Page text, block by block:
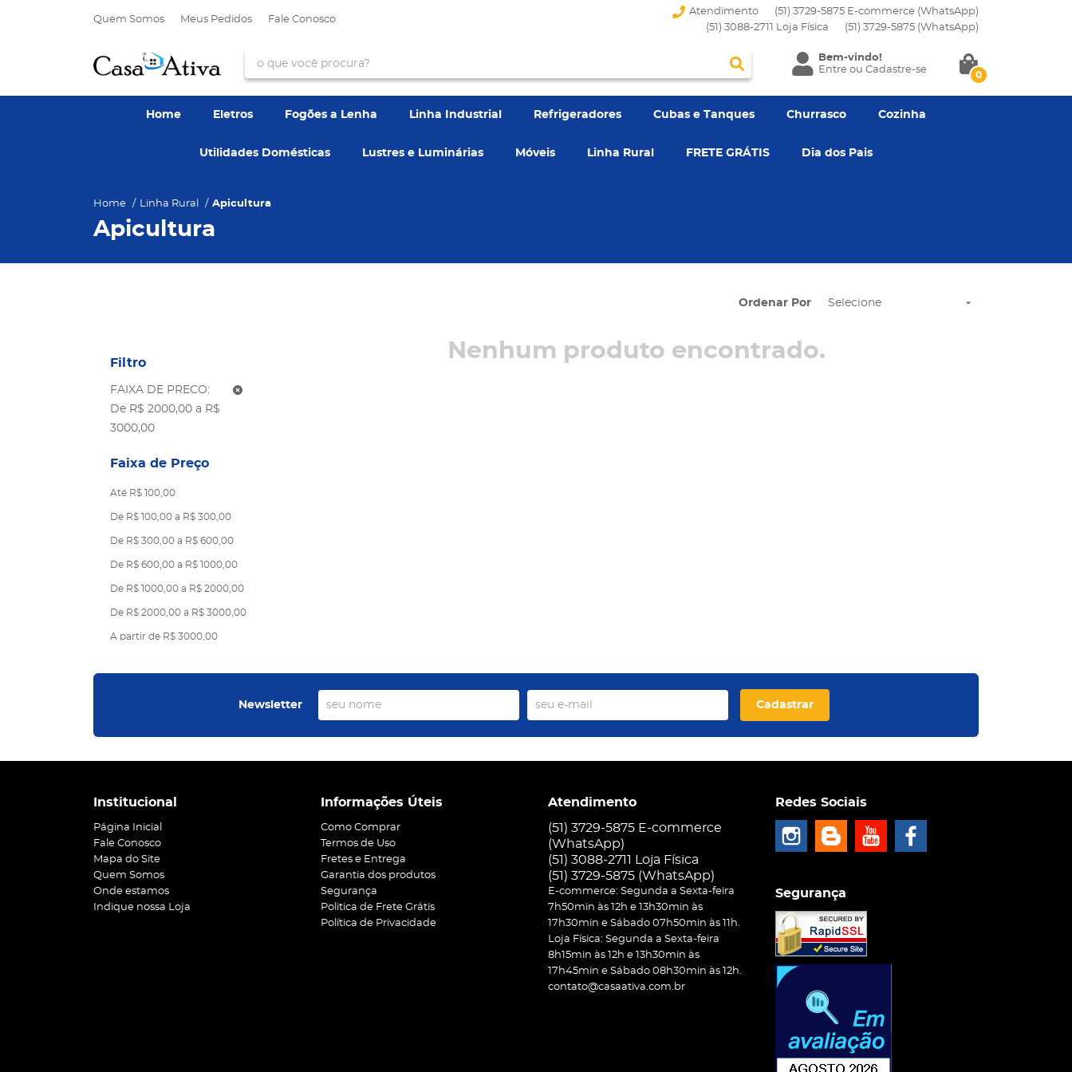
Quem Somos Meus Pedidos Fale Conosco
Atendimento
(51) 3729-5875 E-commerce (WhatsApp)
(51) 3088-2711 Loja Física
(51) 3729-5875 (WhatsApp)
Bem-vindo!
Entreou Cadastre-se 0
Home Eletros Fogões a Lenha Linha Industrial Refrigeradores Cubas e Tanques Churrasco Cozinha
Utilidades Domésticas Lustres e Luminárias Móveis Linha Rural FRETE GRÁTIS Dia dos Pais
Home Linha Rural Apicultura
Apicultura
Filtro
FAIXA DE PRECO:
De R$ 2000,00 a R$
3000,00
Faixa de Preço
Até R$ 100,00
De R$ 100,00 a R$ 300,00
De R$ 300,00 a R$ 600,00
De R$ 600,00 a R$ 1000,00
De R$ 1000,00 a R$ 2000,00
De R$ 2000,00 a R$ 3000,00
A partir de R$ 3000,00
Ordenar Por Selecione
Nenhum produto encontrado.
Newsletter Cadastrar
Institucional
Página Inicial
Fale Conosco
Mapa do Site
Quem Somos
Onde estamos
Indique nossa Loja
Informações Úteis
Como Comprar
Termos de Uso
Fretes e Entrega
Garantia dos produtos
Segurança
Politica de Frete Grátis
Política de Privacidade
Atendimento
(51) 3729-5875 E-commerce
(WhatsApp)
(51) 3088-2711 Loja Física
(51) 3729-5875 (WhatsApp)
E-commerce: Segunda a Sexta-feira
7h50min às 12h e 13h30min às
17h30min e Sábado 07h50min às 11h.
Loja Física: Segunda a Sexta-feira
8h15min às 12h e 13h30min às
17h45min e Sábado 08h30min às 12h.
contato@casaativa.com.br
Redes Sociais
Segurança